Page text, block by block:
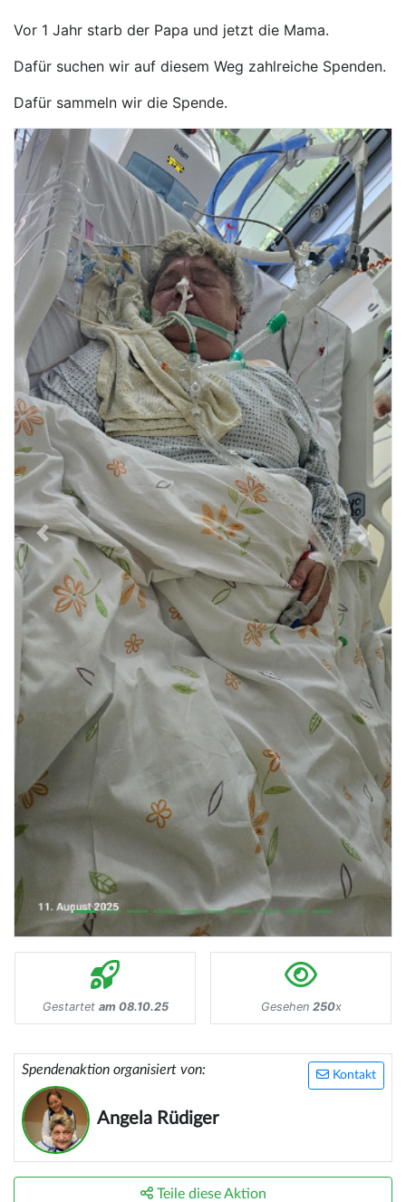
Previous Next
Vor 1 Jahr starb der Papa und jetzt die Mama.
Dafür suchen wir auf diesem Weg zahlreiche Spenden.
Dafür sammeln wir die Spende.
Gestartet am 08.10.25 Gesehen 250x
Kontakt
Spendenaktion organisiert von:
Angela Rüdiger
Teile diese Aktion